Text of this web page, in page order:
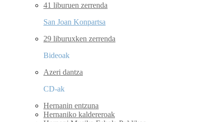
41 liburuen zerrenda
San Joan Konpartsa
29 liburuxken zerrenda
Bideoak
Azeri dantza
CD-ak
Hernanin entzuna
Hernaniko kaldereroak